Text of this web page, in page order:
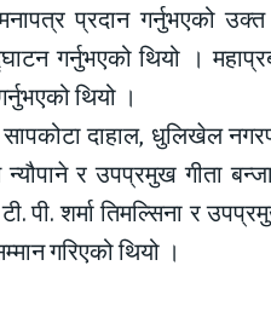
प्रदान गर्नुभएको उक्त
थियो ।
थियो ।
दाहाल, धुलिखेल
र उपप्रमुख गीता
शर्मा तिमल्सिना र
गरिएको थियो ।